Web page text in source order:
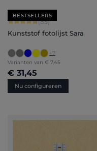
BESTSELLERS
Gemiddelde waardering van
(85)
Kunststof fotolijst Sara
+7
Varianten van € 7,45
€ 31,45
Nu configureren